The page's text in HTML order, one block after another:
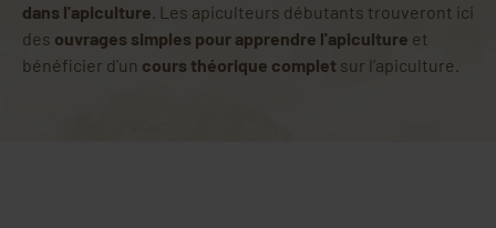
dans l'apiculture. Les apiculteurs débutants trouveront ici
des ouvrages simples pour apprendre l'apiculture et
bénéficier d'un cours théorique complet sur l’apiculture.